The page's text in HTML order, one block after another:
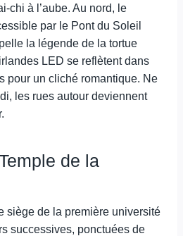
chi à l’aube. Au nord, le
par le Pont du Soleil
la légende de la tortue
LED se reflètent dans
pour un cliché romantique. Ne
les rues autour deviennent
de la
siège de la première université
successives, ponctuées de